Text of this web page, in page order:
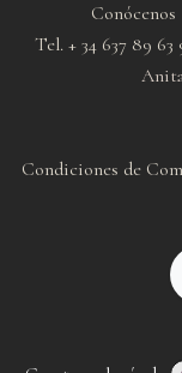
Conócenos
Tel. + 34 637 89
Condiciones de